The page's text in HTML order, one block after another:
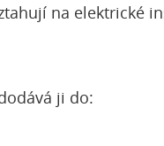
na
ji do: